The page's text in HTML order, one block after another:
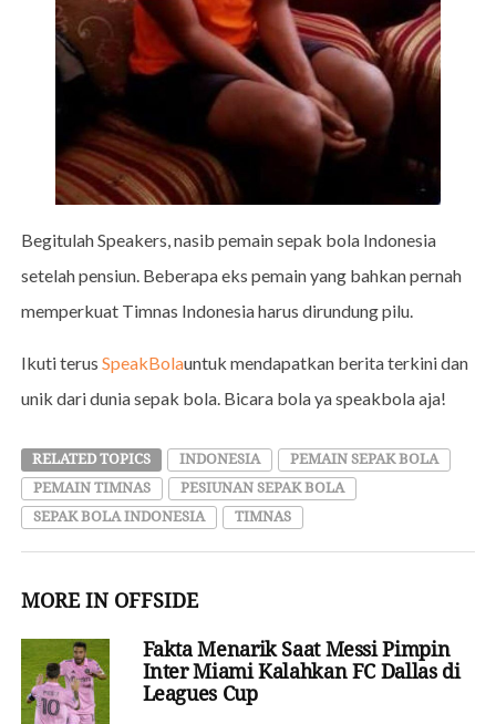
Begitulah Speakers, nasib pemain sepak bola Indonesia
setelah pensiun. Beberapa eks pemain yang bahkan pernah
memperkuat Timnas Indonesia harus dirundung pilu.
Ikuti terus SpeakBolauntuk mendapatkan berita terkini dan
unik dari dunia sepak bola. Bicara bola ya speakbola aja!
RELATED TOPICS INDONESIA
PEMAIN SEPAK BOLA
PEMAIN TIMNAS
PESIUNAN SEPAK BOLA
SEPAK BOLA INDONESIA
TIMNAS
MORE IN OFFSIDE
Fakta Menarik Saat Messi Pimpin
Inter Miami Kalahkan FC Dallas di
Leagues Cup